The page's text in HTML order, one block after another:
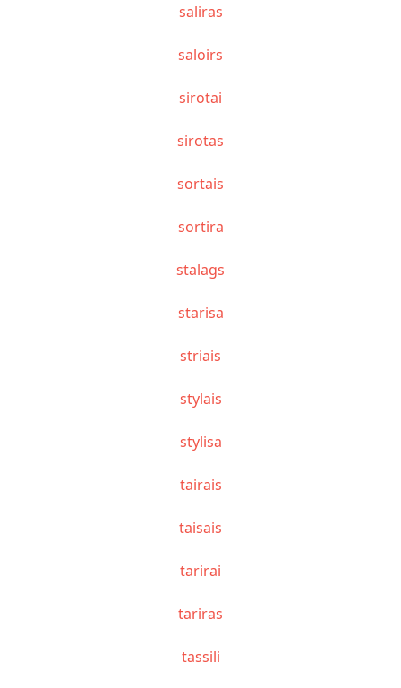
saliras
saloirs
sirotai
sirotas
sortais
sortira
stalags
starisa
striais
stylais
stylisa
tairais
taisais
tarirai
tariras
tassili